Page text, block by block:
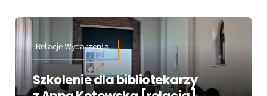
Relacje,Wydarzenia
Szkolenie dla bibliotekarzy